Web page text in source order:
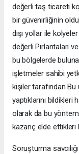
değerli taş ticareti
bir güvenirliğinin
dışı yollar ile
değerli Pırlantaları
bu bölgelerde
işletmeler sahibi
kişiler tarafından
yaptıklarını bildikleri
olarak da bu yöntem
kazanç elde ettikleri
Soruşturma